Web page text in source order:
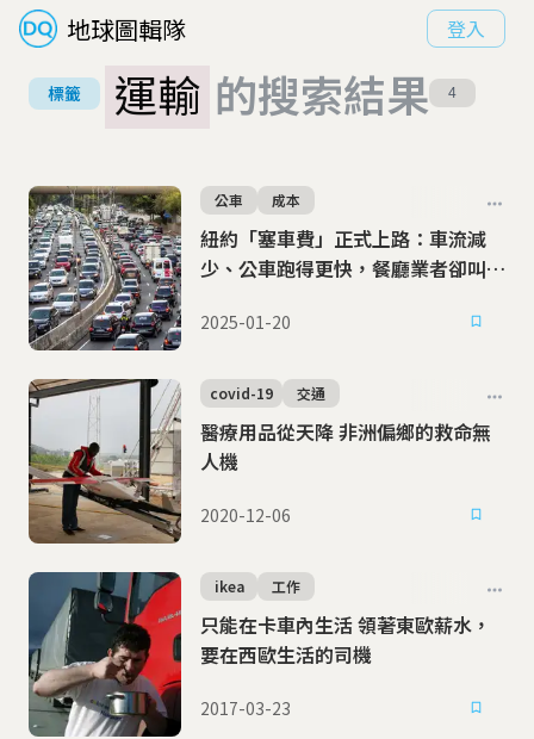
地球圖輯隊 登入
標籤 運輸 的搜索結果 4
紐約「塞車費」正式上路：車流減
少、公車跑得更快，餐廳業者卻叫苦
公車 成本
2025-01-20
醫療用品從天降 非洲偏鄉的救命無
人機
covid-19 交通
2020-12-06
只能在卡車內生活 領著東歐薪水，
要在西歐生活的司機
ikea 工作
2017-03-23